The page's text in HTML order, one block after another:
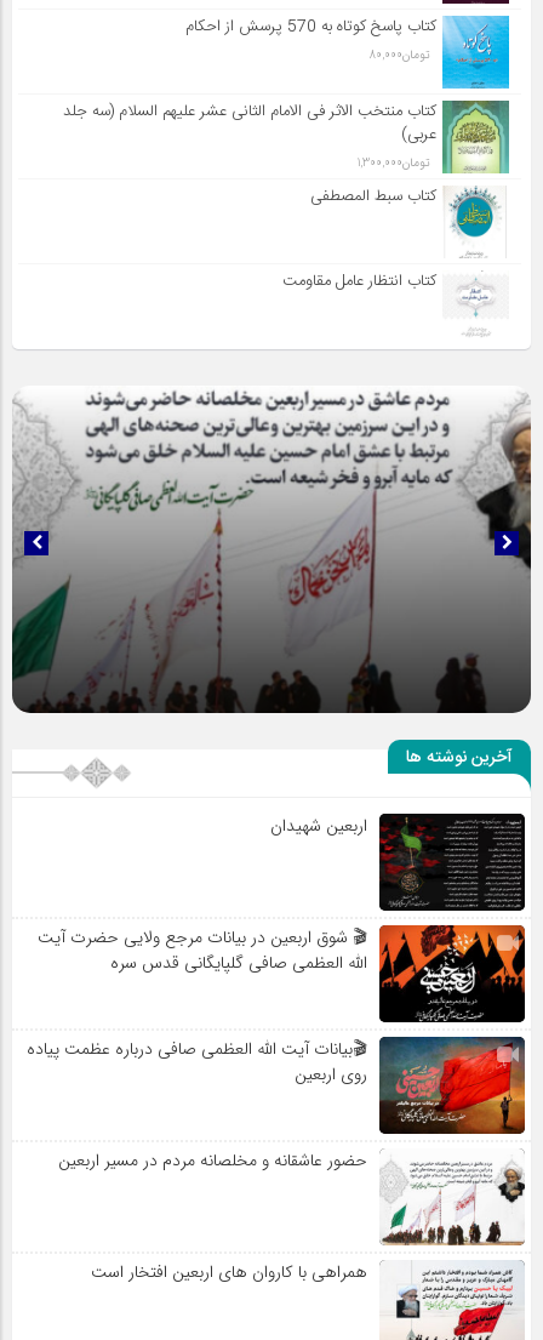
کتاب پاسخ کوتاه به 570 پرسش از احکام
تومان80,000
کتاب منتخب الاثر فی الامام الثانی عشر علیهم السلام (سه جلد
عربی)
تومان1,300,000
کتاب سبط المصطفی
کتاب انتظار عامل مقاومت
حضور عاشقانه و مخلصانه مردم در مسیر اربعین
آخرین نوشته ها
اربعین شهیدان
🎬 شوق اربعین در بیانات مرجع ولایی حضرت آیت
الله العظمی صافی گلپایگانی قدس سره
🎬بیانات آیت الله العظمی صافی درباره عظمت پیاده
روی اربعین
حضور عاشقانه و مخلصانه مردم در مسیر اربعین
همراهی با کاروان های اربعین افتخار است